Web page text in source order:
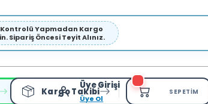
Kontrolü Yapmadan Kargo
Sipariş Öncesi Teyit Alınız.
Kargo Takibi
Üye Girişi
Üye Ol
SEPETIM